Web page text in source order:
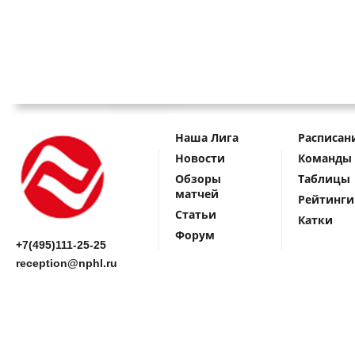
+7(495)111-25-25
reception@nphl.ru
Наша Лига
Новости
Обзоры
матчей
Статьи
Форум
Команды
Таблицы
Рейтинги
Катки